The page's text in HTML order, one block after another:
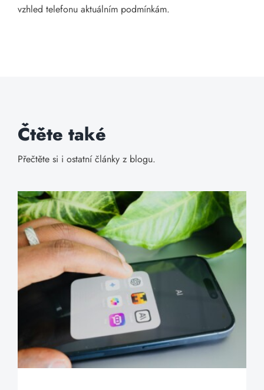
vzhled telefonu aktuálním podmínkám.
Čtěte také
Přečtěte si i ostatní články z blogu.